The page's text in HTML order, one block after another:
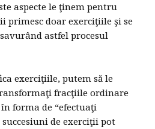
aspecte le ţinem pentru
primesc doar exerciţiile şi se
astfel procesul
exerciţiile, putem să le
fracţiile ordinare
forma de “efectuaţi
de exerciţii pot